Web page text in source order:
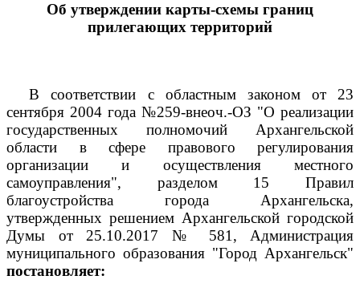
Об утверждении карты-схемы границ
прилегающих территорий
В соответствии с областным законом от 23
сентября 2004 года №259-внеоч.-ОЗ "О реализации
государственных полномочий Архангельской
области в сфере правового регулирования
организации и осуществления местного
самоуправления", разделом 15 Правил
благоустройства города Архангельска,
утвержденных решением Архангельской городской
Думы от 25.10.2017 № 581, Администрация
муниципального образования "Город Архангельск"
постановляет: